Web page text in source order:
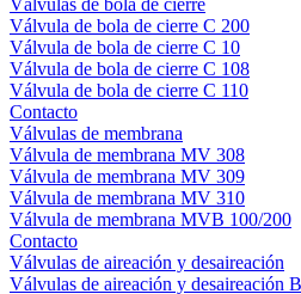
Válvulas de bola de cierre
Válvula de bola de cierre C 200
Válvula de bola de cierre C 10
Válvula de bola de cierre C 108
Válvula de bola de cierre C 110
Contacto
Válvulas de membrana
Válvula de membrana MV 308
Válvula de membrana MV 309
Válvula de membrana MV 310
Válvula de membrana MVB 100/200
Contacto
Válvulas de aireación y desaireación
Válvulas de aireación y desaireación